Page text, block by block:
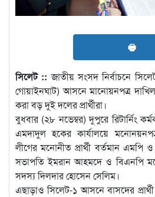
🖶
সিলেট :: জাতীয় সংসদ নির্বাচনে
গোয়াইনঘাট) আসনে মানোয়নপত্র দাখিল
করা বড় দুই দলের প্রার্থীরা।
বুধবার (২৮ নভেম্বর) দুপুরে রিটার্নিং
এমদাদুল হকের কার্যালয়ে
লীগের মনোনীত প্রার্থী বর্তমান
সভাপতি ইমরান আহমদে ও বিএনপি
সদস্য দিলদার হোসেন সেলিম।
এছাড়াও সিলেট-১ আসনে বাসদের